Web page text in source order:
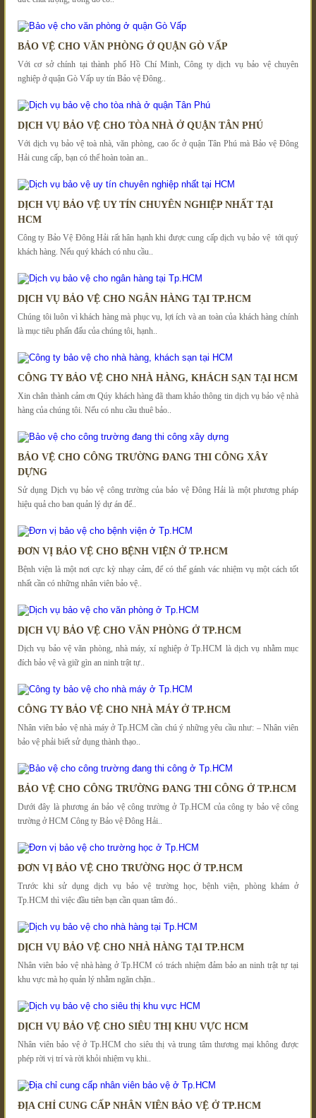
BẢO VỆ CHO VĂN PHÒNG Ở QUẬN GÒ VẤP
Với cơ sở chính tại thành phố Hồ Chí Minh, Công ty dịch vụ bảo vệ chuyên
nghiệp ở quận Gò Vấp uy tín Bảo vệ Đông..
DỊCH VỤ BẢO VỆ CHO TÒA NHÀ Ở QUẬN TÂN PHÚ
Với dịch vụ bảo vệ toà nhà, văn phòng, cao ốc ở quận Tân Phú mà Bảo vệ Đông
Hải cung cấp, bạn có thể hoàn toàn an..
DỊCH VỤ BẢO VỆ UY TÍN CHUYÊN NGHIỆP NHẤT TẠI
HCM
Công ty Bảo Vệ Đông Hải rất hân hạnh khi được cung cấp dịch vụ bảo vệ tới quý
khách hàng. Nếu quý khách có nhu cầu..
DỊCH VỤ BẢO VỆ CHO NGÂN HÀNG TẠI TP.HCM
Chúng tôi luôn vì khách hàng mà phục vụ, lợi ích và an toàn của khách hàng chính
là mục tiêu phấn đấu của chúng tôi, hạnh..
CÔNG TY BẢO VỆ CHO NHÀ HÀNG, KHÁCH SẠN TẠI HCM
Xin chân thành cảm ơn Qúy khách hàng đã tham khảo thông tin dịch vụ bảo vệ nhà
hàng của chúng tôi. Nếu có nhu cầu thuê bảo..
BẢO VỆ CHO CÔNG TRƯỜNG ĐANG THI CÔNG XÂY
DỰNG
Sử dụng Dịch vụ bảo vệ công trường của bảo vệ Đông Hải là một phương pháp
hiệu quả cho ban quản lý dự án để..
ĐƠN VỊ BẢO VỆ CHO BỆNH VIỆN Ở TP.HCM
Bệnh viện là một nơi cực kỳ nhạy cảm, để có thể gánh vác nhiệm vụ một cách tốt
nhất cần có những nhân viên bảo vệ..
DỊCH VỤ BẢO VỆ CHO VĂN PHÒNG Ở TP.HCM
Dịch vụ bảo vệ văn phòng, nhà máy, xí nghiệp ở Tp.HCM là dịch vụ nhằm mục
đích bảo vệ và giữ gìn an ninh trật tự..
CÔNG TY BẢO VỆ CHO NHÀ MÁY Ở TP.HCM
Nhân viên bảo vệ nhà máy ở Tp.HCM cần chú ý những yêu cầu như: – Nhân viên
bảo vệ phải biết sử dụng thành thạo..
BẢO VỆ CHO CÔNG TRƯỜNG ĐANG THI CÔNG Ở TP.HCM
Dưới đây là phương án bảo vệ công trường ở Tp.HCM của công ty bảo vệ công
trường ở HCM Công ty Bảo vệ Đông Hải..
ĐƠN VỊ BẢO VỆ CHO TRƯỜNG HỌC Ở TP.HCM
Trước khi sử dụng dịch vụ bảo vệ trường học, bệnh viện, phòng khám ở
Tp.HCM thì việc đầu tiên bạn cần quan tâm đó..
DỊCH VỤ BẢO VỆ CHO NHÀ HÀNG TẠI TP.HCM
Nhân viên bảo vệ nhà hàng ở Tp.HCM có trách nhiệm đảm bảo an ninh trật tự tại
khu vực mà họ quản lý nhằm ngăn chặn..
DỊCH VỤ BẢO VỆ CHO SIÊU THỊ KHU VỰC HCM
Nhân viên bảo vệ ở Tp.HCM cho siêu thị và trung tâm thương mại không được
phép rời vị trí và rời khỏi nhiệm vụ khi..
ĐỊA CHỈ CUNG CẤP NHÂN VIÊN BẢO VỆ Ở TP.HCM